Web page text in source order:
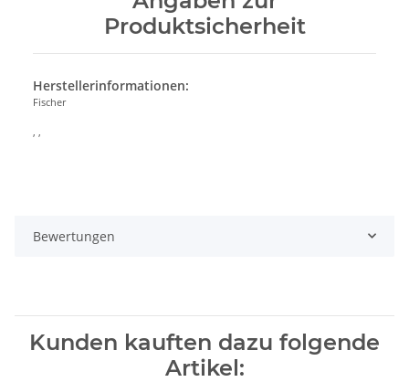
Produktsicherheit
Herstellerinformationen:
Fischer
Bewertungen
Kunden kauften dazu folgende
Artikel: